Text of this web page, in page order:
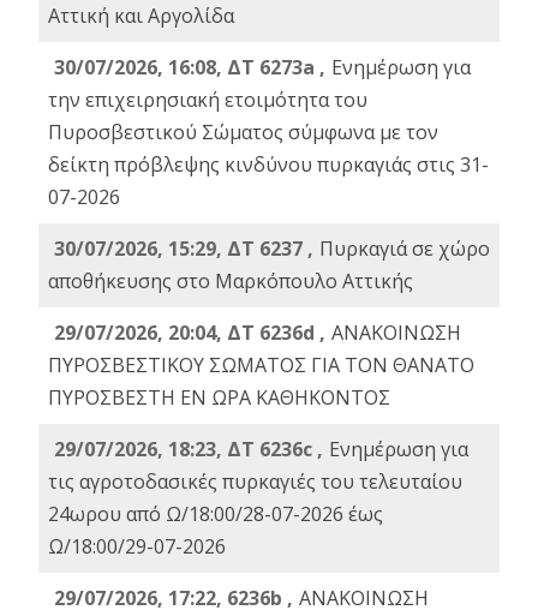
Αττική και Αργολίδα
30/07/2026, 16:08, ΔΤ 6273a , Ενημέρωση για
την επιχειρησιακή ετοιμότητα του
Πυροσβεστικού Σώματος σύμφωνα με τον
δείκτη πρόβλεψης κινδύνου πυρκαγιάς στις 31-
07-2026
30/07/2026, 15:29, ΔΤ 6237 , Πυρκαγιά σε χώρο
αποθήκευσης στο Μαρκόπουλο Αττικής
29/07/2026, 20:04, ΔΤ 6236d , ΑΝΑΚΟΙΝΩΣΗ
ΠΥΡΟΣΒΕΣΤΙΚΟΥ ΣΩΜΑΤΟΣ ΓΙΑ ΤΟΝ ΘΑΝΑΤΟ
ΠΥΡΟΣΒΕΣΤΗ ΕΝ ΩΡΑ ΚΑΘΗΚΟΝΤΟΣ
29/07/2026, 18:23, ΔΤ 6236c , Ενημέρωση για
τις αγροτοδασικές πυρκαγιές του τελευταίου
24ωρου από Ω/18:00/28-07-2026 έως
Ω/18:00/29-07-2026
29/07/2026, 17:22, 6236b , ΑΝΑΚΟΙΝΩΣΗ